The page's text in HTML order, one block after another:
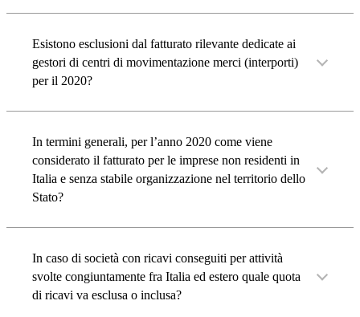
Esistono esclusioni dal fatturato rilevante dedicate ai
gestori di centri di movimentazione merci (interporti)
per il 2020?
In termini generali, per l’anno 2020 come viene
considerato il fatturato per le imprese non residenti in
Italia e senza stabile organizzazione nel territorio dello
Stato?
In caso di società con ricavi conseguiti per attività
svolte congiuntamente fra Italia ed estero quale quota
di ricavi va esclusa o inclusa?